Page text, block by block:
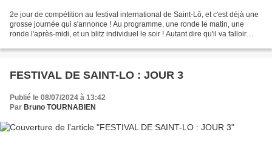
2e jour de compétition au festival international de Saint-Lô, et c'est déjà une
grosse journée qui s'annonce ! Au programme, une ronde le matin, une
ronde l'après-midi, et un blitz individuel le soir ! Autant dire qu'il va falloir
FESTIVAL DE SAINT-LO : JOUR 3
Publié le 08/07/2024 à 13:42
Par Bruno TOURNABIEN